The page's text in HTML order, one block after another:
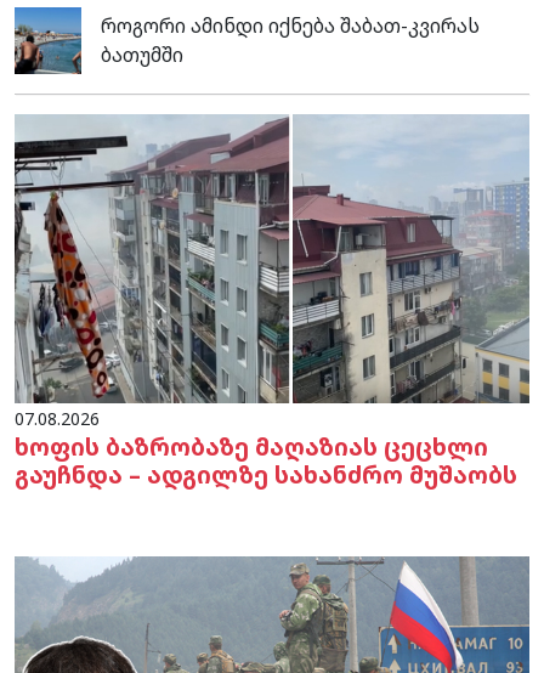
როგორი ამინდი იქნება შაბათ-კვირას
ბათუმში
07.08.2026
ხოფის ბაზრობაზე მაღაზიას ცეცხლი
გაუჩნდა – ადგილზე სახანძრო მუშაობს